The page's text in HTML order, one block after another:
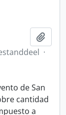
·
de San
cantidad
a